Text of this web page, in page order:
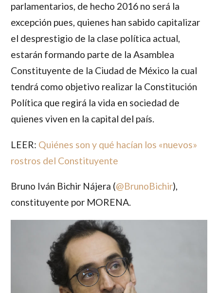
parlamentarios, de hecho 2016 no será la
excepción pues, quienes han sabido capitalizar
el desprestigio de la clase política actual,
estarán formando parte de la Asamblea
Constituyente de la Ciudad de México la cual
tendrá como objetivo realizar la Constitución
Política que regirá la vida en sociedad de
quienes viven en la capital del país.
LEER: Quiénes son y qué hacían los «nuevos»
rostros del Constituyente
Bruno Iván Bichir Nájera (@BrunoBichir),
constituyente por MORENA.